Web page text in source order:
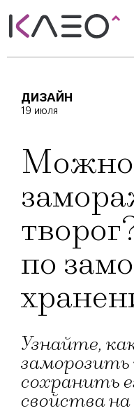
ДИЗАЙН
19 июля
Можно
по
Узнайте,
сохранить
свойства на